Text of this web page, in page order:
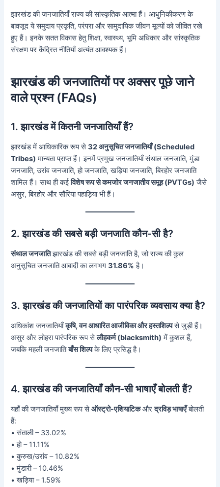
झारखंड की जनजातियाँ राज्य की सांस्कृतिक आत्मा हैं। आधुनिकीकरण के
बावजूद ये समुदाय प्रकृति, परंपरा और सामुदायिक जीवन मूल्यों को जीवित रखे
हुए हैं। इनके सतत विकास हेतु शिक्षा, स्वास्थ्य, भूमि अधिकार और सांस्कृतिक
संरक्षण पर केंद्रित नीतियाँ अत्यंत आवश्यक हैं।
झारखंड की जनजातियों पर अक्सर पूछे जाने
वाले प्रश्न (FAQs)
1. झारखंड में कितनी जनजातियाँ हैं?
झारखंड में आधिकारिक रूप से32 अनुसूचित जनजातियाँ (Scheduled
Tribes) मान्यता प्राप्त हैं। इनमें प्रमुख जनजातियाँ संथाल जनजाति, मुंडा
जनजाति, उरांव जनजाति, हो जनजाति, खड़िया जनजाति, बिरहोर जनजाति
शामिल हैं। साथ ही कईविशेष रूप से कमजोर जनजातीय समूह (PVTGs) जैसे
असुर, बिरहोर और सौरिया पहाड़िया भी हैं।
2. झारखंड की सबसे बड़ी जनजाति कौन-सी है?
संथाल जनजातिझारखंड की सबसे बड़ी जनजाति है, जो राज्य की कुल
अनुसूचित जनजाति आबादी का लगभग31.86% है।
3. झारखंड की जनजातियों का पारंपरिक व्यवसाय क्या है?
अधिकांश जनजातियाँकृषि, वन आधारित आजीविका और हस्तशिल्पसे जुड़ी हैं।
असुर और लोहरा पारंपरिक रूप सेलौहकर्म (blacksmith) में कुशल हैं,
जबकि महली जनजातिबाँस शिल्पके लिए प्रसिद्ध है।
4. झारखंड की जनजातियाँ कौन-सी भाषाएँ बोलती हैं?
यहाँ की जनजातियाँ मुख्य रूप सेऑस्ट्रो-एशियाटिकऔरद्रविड़ भाषाएँबोलती
हैं:
• संताली – 33.02%
• हो – 11.11%
• कुरुख/उरांव – 10.82%
• मुंडारी – 10.46%
• खड़िया – 1.59%